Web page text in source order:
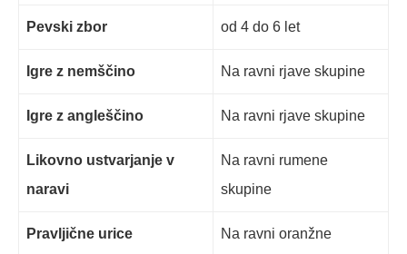
Pevski zbor od 4 do 6 let
Igre z nemščino Na ravni rjave skupine
Igre z angleščino Na ravni rjave skupine
Likovno ustvarjanje v
naravi
Na ravni rumene
skupine
Pravljične urice
Na ravni oranžne